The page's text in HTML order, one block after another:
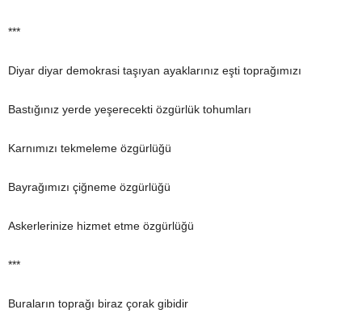
***
Diyar diyar demokrasi taşıyan ayaklarınız eşti toprağımızı
Bastığınız yerde yeşerecekti özgürlük tohumları
Karnımızı tekmeleme özgürlüğü
Bayrağımızı çiğneme özgürlüğü
Askerlerinize hizmet etme özgürlüğü
***
Buraların toprağı biraz çorak gibidir